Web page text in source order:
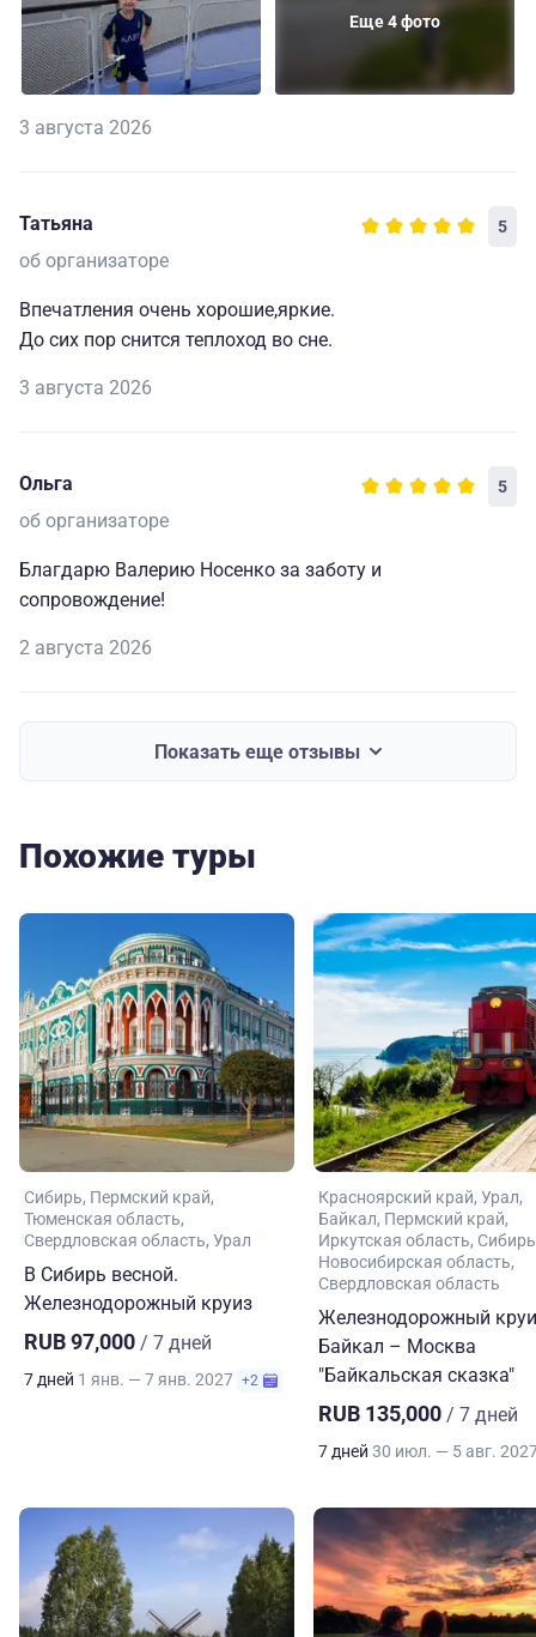
Еще 4 фото
3 августа 2026
Татьяна 5
об организаторе
Впечатления очень хорошие,яркие.
До сих пор снится теплоход во сне.
3 августа 2026
Ольга 5
об организаторе
Благдарю Валерию Носенко за заботу и
сопровождение!
2 августа 2026
Показать еще отзывы
Похожие туры
Сибирь Пермский край
Тюменская область
Свердловская область Урал
В Сибирь весной.
Железнодорожный круиз
RUB 97,000 / 7 дней
7 дней 1 янв. — 7 янв. 2027 +2
Красноярский край Урал
Байкал Пермский край
Иркутская область Сибирь
Новосибирская область
Свердловская область
Железнодорожный
Байкал – Москва
"Байкальская сказка"
RUB 135,000 / 7 дней
7 дней 30 июл. — 5 авг.